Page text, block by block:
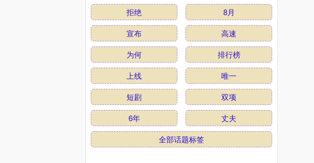
拒绝
8月
宣布
高速
为何
排行榜
上线
唯一
短剧
双项
6年
丈夫
全部话题标签